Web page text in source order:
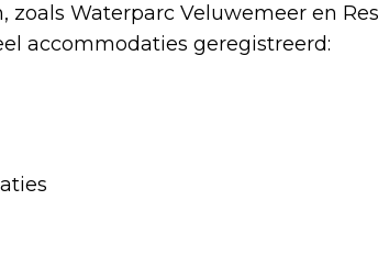
Waterparc Veluwemeer en
accommodaties geregistreerd: